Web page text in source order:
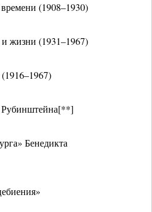
(1908–1930)
жизни (1931–1967)
Бенедикта